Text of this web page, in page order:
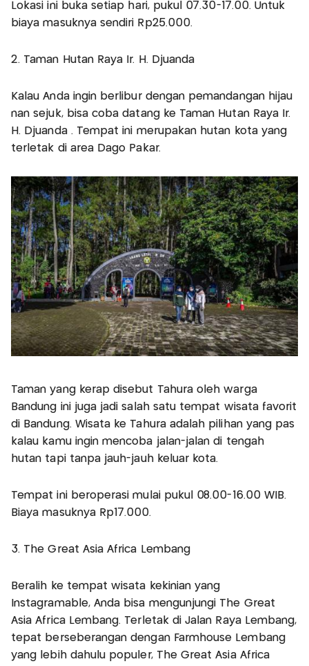
Lokasi ini buka setiap hari, pukul 07.30-17.00. Untuk
biaya masuknya sendiri Rp25.000.
2. Taman Hutan Raya Ir. H. Djuanda
Kalau Anda ingin berlibur dengan pemandangan hijau
nan sejuk, bisa coba datang ke Taman Hutan Raya Ir.
H. Djuanda . Tempat ini merupakan hutan kota yang
terletak di area Dago Pakar.
Taman yang kerap disebut Tahura oleh warga
Bandung ini juga jadi salah satu tempat wisata favorit
di Bandung. Wisata ke Tahura adalah pilihan yang pas
kalau kamu ingin mencoba jalan-jalan di tengah
hutan tapi tanpa jauh-jauh keluar kota.
Tempat ini beroperasi mulai pukul 08.00-16.00 WIB.
Biaya masuknya Rp17.000.
3. The Great Asia Africa Lembang
Beralih ke tempat wisata kekinian yang
Instagramable, Anda bisa mengunjungi The Great
Asia Africa Lembang. Terletak di Jalan Raya Lembang,
tepat berseberangan dengan Farmhouse Lembang
yang lebih dahulu populer, The Great Asia Africa